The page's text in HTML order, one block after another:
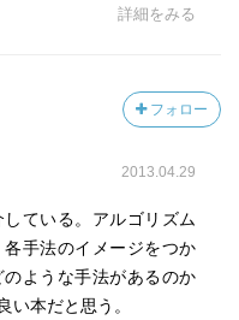
詳細をみる
フォロー
2013.04.29
ている。アルゴリズム
手法のイメージをつか
ような手法があるのか
い本だと思う。